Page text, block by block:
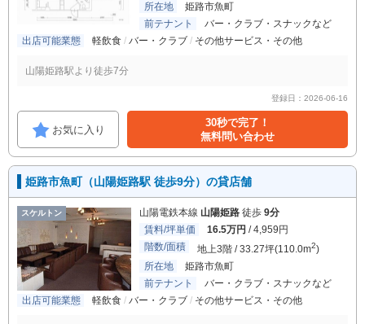
所在地
姫路市魚町
前テナント
バー・クラブ・スナックなど
出店可能業態
軽飲食 バー・クラブ その他サービス・その他
山陽姫路駅より徒歩7分
登録日：2026-06-16
お気に入り
30秒で完了！
無料問い合わせ
姫路市魚町（山陽姫路駅 徒歩9分）の貸店舗
スケルトン 山陽電鉄本線 山陽姫路 徒歩 9分
賃料/坪単価
16.5万円 / 4,959円
階数/面積
地上3階 / 33.27坪(110.0m2)
所在地
姫路市魚町
前テナント
バー・クラブ・スナックなど
出店可能業態
軽飲食 バー・クラブ その他サービス・その他